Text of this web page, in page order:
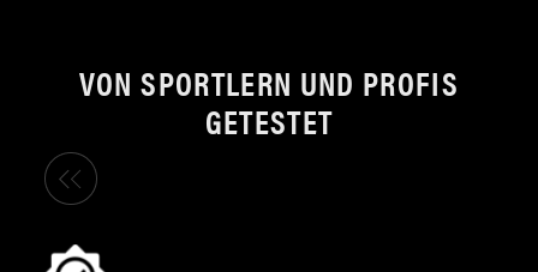
VON SPORTLERN UND PROFIS
GETESTET